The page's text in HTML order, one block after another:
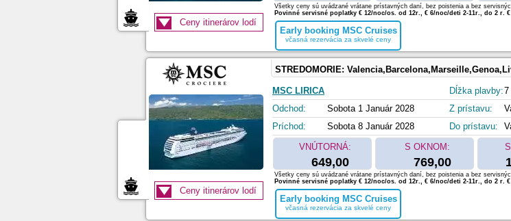
Early booking MSC Cruises
včasná rezervácia za skvelé ceny
Ceny itinerárov lodí
Všetky ceny sú uvádzané vrátane prístavných daní, bez poistenia a bez
Povinné servisné poplatky € 12/noc/os. od 12r., € 6/noc/deti 2-11r., do 2 r. €
STREDOMORIE:
MSC LIRICA
Odchod:
Sobota 1 Január 2028
Príchod:
Sobota 8 Január 2028
Dĺžka plavby:7
Z prístavu:
Do prístavu:
VNÚTORNÁ:
649,00
S OKNOM:
769,00
Early booking MSC Cruises
včasná rezervácia za skvelé ceny
Ceny itinerárov lodí
Všetky ceny sú uvádzané vrátane prístavných daní, bez poistenia a bez
Povinné servisné poplatky € 12/noc/os. od 12r., € 6/noc/deti 2-11r., do 2 r. €